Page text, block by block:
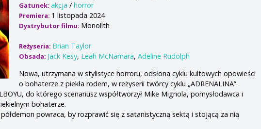
Gatunek:akcja /horror
Premiera: 1 listopada 2024
Dystrybutor filmu: Monolith
Reżyseria: Brian Taylor
Obsada: Jack Kesy, Leah McNamara,Adeline Rudolph
Nowa, utrzymana w stylistyce horroru, odsłona cyklu kultowych opowieści
o bohaterze z piekła rodem, w reżyserii twórcy cyklu „ADRENALINA”.
do którego scenariusz współtworzył Mike Mignola, pomysłodawca i
bohaterze.
powraca, by rozprawić się z satanistyczną sektą i stojącą za nią